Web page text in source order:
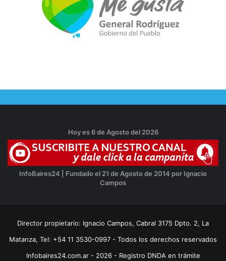
Hoy es 6 de Agosto del 2026
InfoBaires24 | Fundado el 21 de Agosto de 2014 por Ignacio
Campos
Director propietario: Ignacio Campos, Cabral 3175 Dpto. 2, La
Matanza, Tel: +54 11 3530-0997 - Todos los derechos reservados
Infobaires24.com.ar - 2026 - Registro DNDA en trámite